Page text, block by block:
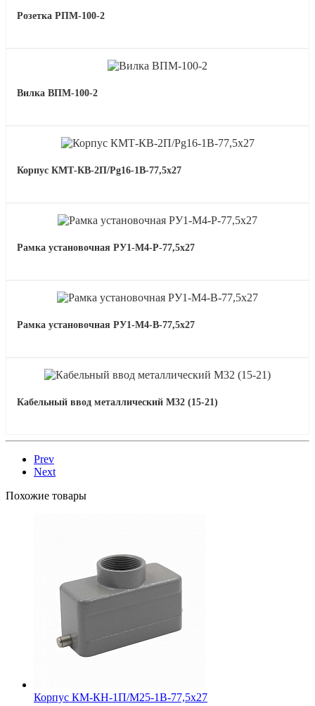
Розетка РПМ-100-2
Вилка ВПМ-100-2
Корпус КМТ-КВ-2П/Pg16-1В-77,5х27
Рамка установочная РУ1-М4-Р-77,5х27
Рамка установочная РУ1-М4-В-77,5х27
Кабельный ввод металлический М32 (15-21)
Prev
Next
Похожие товары
Корпус КМ-КН-1П/М25-1В-77,5х27